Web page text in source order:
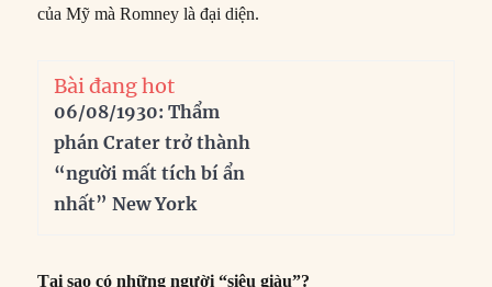
của Mỹ mà Romney là đại diện.
Bài đang hot
06/08/1930: Thẩm
phán Crater trở thành
“người mất tích bí ẩn
nhất” New York
Tại sao có những người “siêu giàu”?